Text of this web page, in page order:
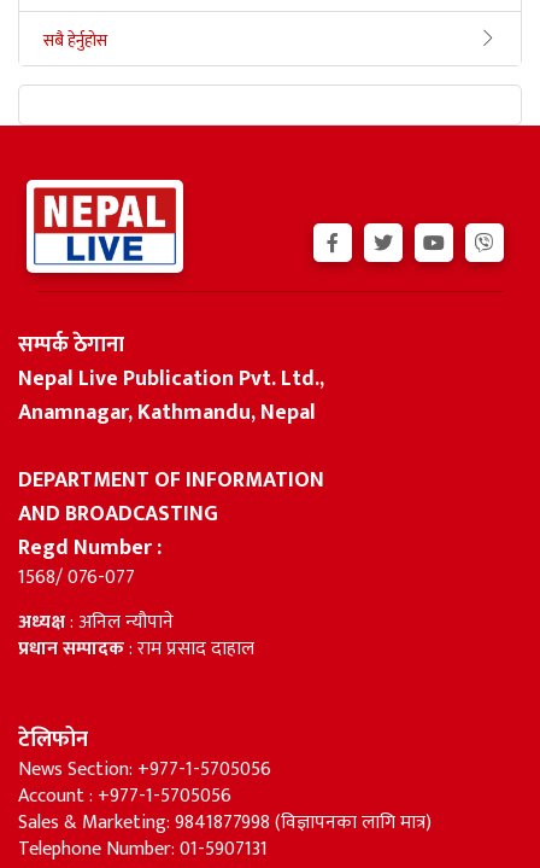
सबै हेर्नुहोस
सम्पर्क ठेगाना
Nepal Live Publication Pvt. Ltd.,
Anamnagar, Kathmandu, Nepal
DEPARTMENT OF INFORMATION
AND BROADCASTING
Regd Number :
1568/ 076-077
अध्यक्ष: अनिल न्यौपाने
प्रधान सम्पादक: राम प्रसाद दाहाल
टेलिफोन
News Section: +977-1-5705056
Account : +977-1-5705056
Sales & Marketing: 9841877998 (विज्ञापनका लागि मात्र)
Telephone Number: 01-5907131